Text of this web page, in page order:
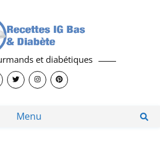
et diabétiques
Menu